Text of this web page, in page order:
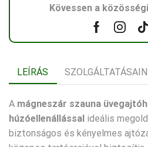
Kövessen a
Facebook
LEÍRÁS
A mágneszár szauna
húzóellenállással ideális
biztonságos és kényelmes